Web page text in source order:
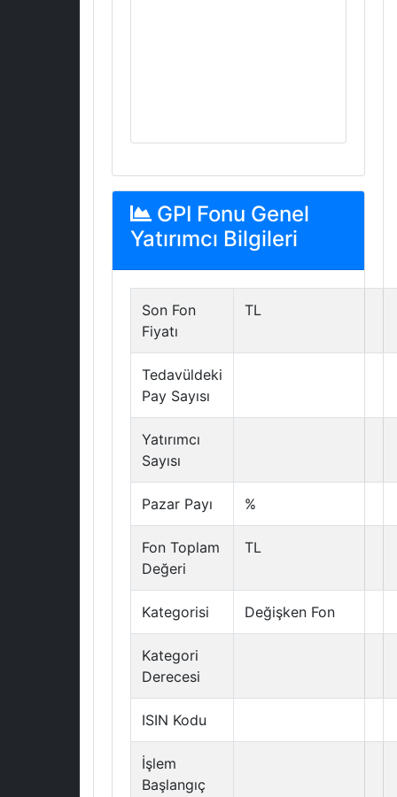
GPI Fonu Genel
Yatırımcı Bilgileri
Son Fon
Fiyatı
TL
Tedavüldeki
Pay Sayısı
Yatırımcı
Sayısı
Pazar Payı %
Fon Toplam
Değeri
TL
Kategorisi Değişken Fon
Kategori
Derecesi
ISIN Kodu
İşlem
Başlangıç